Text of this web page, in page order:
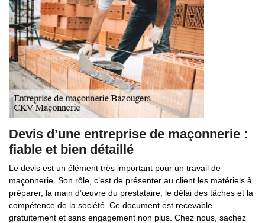
Devis d’une entreprise de maçonnerie :
fiable et bien détaillé
Le devis est un élément très important pour un travail de
maçonnerie. Son rôle, c’est de présenter au client les matériels à
préparer, la main d’œuvre du prestataire, le délai des tâches et la
compétence de la société. Ce document est recevable
gratuitement et sans engagement non plus. Chez nous, sachez